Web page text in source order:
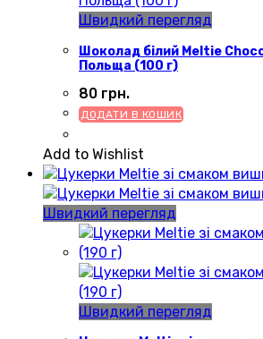
Швидкий перегляд
Шоколад білий Meltie
Польща (100 г)
80 грн.
ДОДАТИ В КОШИК
Add to Wishlist
Швидкий перегляд
Швидкий перегляд